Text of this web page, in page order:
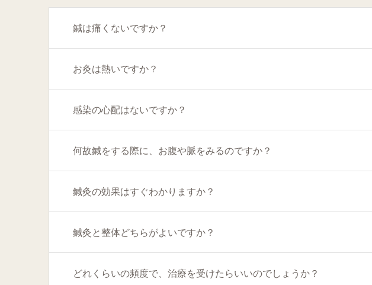
鍼は痛くないですか？
お灸は熱いですか？
感染の心配はないですか？
何故鍼をする際に、お腹や脈をみるのですか？
鍼灸の効果はすぐわかりますか？
鍼灸と整体どちらがよいですか？
どれくらいの頻度で、治療を受けたらいいのでしょうか？